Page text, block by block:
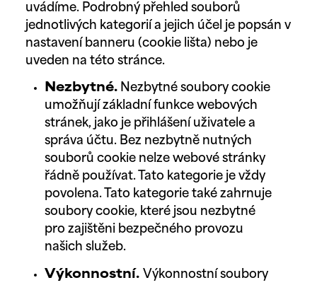
uvádíme. Podrobný přehled souborů
jednotlivých kategorií a jejich účel je popsán v
nastavení banneru (cookie lišta) nebo je
uveden na této stránce.
Nezbytné.Nezbytné soubory cookie
umožňují základní funkce webových
stránek, jako je přihlášení uživatele a
správa účtu. Bez nezbytně nutných
souborů cookie nelze webové stránky
řádně používat. Tato kategorie je vždy
povolena. Tato kategorie také zahrnuje
soubory cookie, které jsou nezbytné
pro zajištěni bezpečného provozu
našich služeb.
Výkonnostní. Výkonnostní soubory